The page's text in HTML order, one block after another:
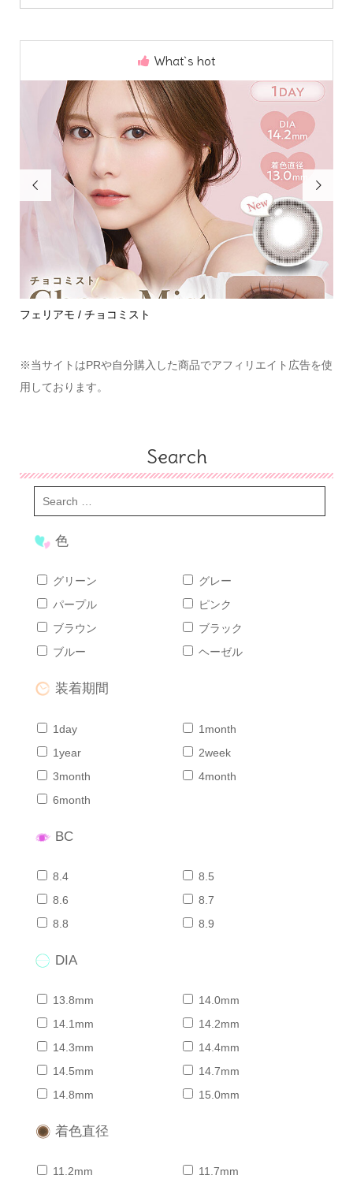
What`s hot

フェリアモ / チョコミスト

※当サイトはPRや自分購入した商品でアフィリエイト広告を使
用しております。
Search
色
グリーン
グレー
パープル
ピンク
ブラウン
ブラック
ブルー
ヘーゼル
装着期間
1day
1month
1year
2week
3month
4month
6month
BC
8.4
8.5
8.6
8.7
8.8
8.9
DIA
13.8mm
14.0mm
14.1mm
14.2mm
14.3mm
14.4mm
14.5mm
14.7mm
14.8mm
15.0mm
着色直径
11.2mm
11.7mm